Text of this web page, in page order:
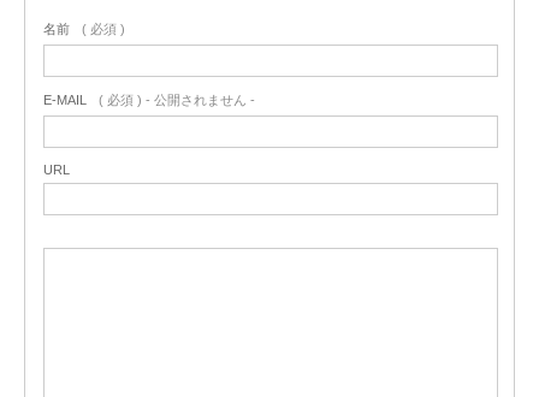
名前 ( 必須 )
E-MAIL ( 必須 ) - 公開されません -
URL